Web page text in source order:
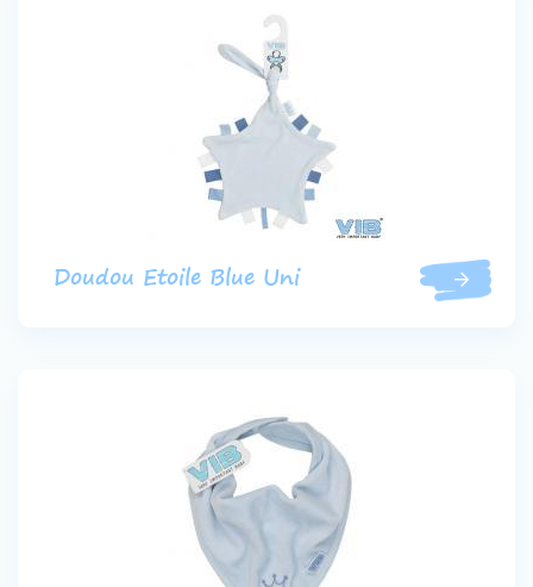
Doudou Etoile Blue Uni